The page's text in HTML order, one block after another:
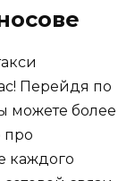
Перейдя по
можете более
про
каждого